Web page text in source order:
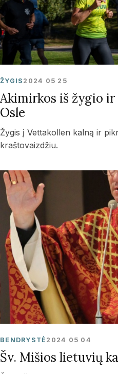
ŽYGIS 2024 05 25
Akimirkos iš žygio
Osle
Žygis į Vettakollen kalną ir
kraštovaizdžiu.
BENDRYSTĖ 2024 05 04
Šv. Mišios lietuvių